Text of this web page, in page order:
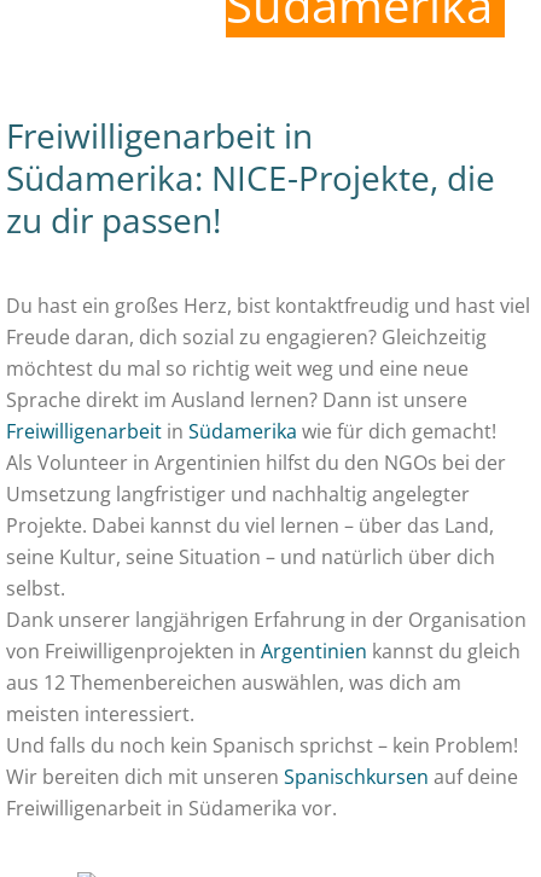
Freiwilligenarbeit in
Südamerika: NICE-Projekte, die
zu dir passen!
Du hast ein großes Herz, bist kontaktfreudig und hast viel
Freude daran, dich sozial zu engagieren? Gleichzeitig
möchtest du mal so richtig weit weg und eine neue
Sprache direkt im Ausland lernen? Dann ist unsere
Freiwilligenarbeit in Südamerika wie für dich gemacht!
Als Volunteer in Argentinien hilfst du den NGOs bei der
Umsetzung langfristiger und nachhaltig angelegter
Projekte. Dabei kannst du viel lernen – über das Land,
seine Kultur, seine Situation – und natürlich über dich
selbst.
Dank unserer langjährigen Erfahrung in der Organisation
von Freiwilligenprojekten in Argentinien kannst du gleich
aus 12 Themenbereichen auswählen, was dich am
meisten interessiert.
Und falls du noch kein Spanisch sprichst – kein Problem!
Wir bereiten dich mit unseren Spanischkursen auf deine
Freiwilligenarbeit in Südamerika vor.